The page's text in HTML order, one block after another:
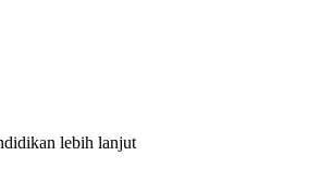
lebih lanjut